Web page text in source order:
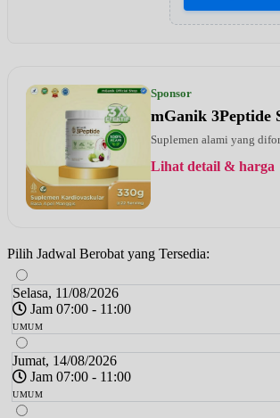
Sponsor
mGanik 3Peptide
Suplemen alami yang
Lihat detail & harga
Pilih Jadwal Berobat yang Tersedia:
Selasa, 11/08/2026
Jam 07:00 - 11:00
UMUM
Jumat, 14/08/2026
Jam 07:00 - 11:00
UMUM